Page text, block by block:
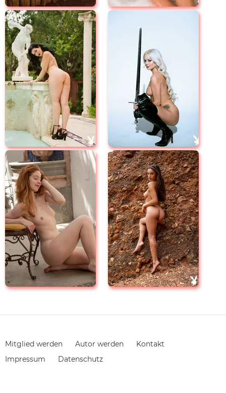
Navigation
überspringen
Mitglied werden Autor werden
Kontakt
Impressum
Datenschutz